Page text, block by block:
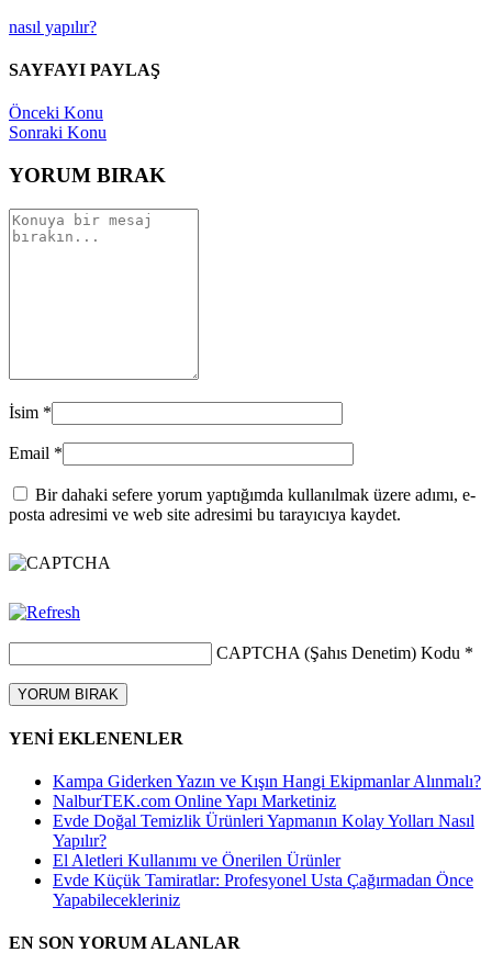
nasıl yapılır?
SAYFAYI PAYLAŞ
Önceki Konu
Sonraki Konu
YORUM BIRAK
İsim *
Email *
Bir dahaki sefere yorum yaptığımda kullanılmak üzere adımı, e-
posta adresimi ve web site adresimi bu tarayıcıya kaydet.
CAPTCHA (Şahıs Denetim) Kodu *
YENİ EKLENENLER
Kampa Giderken Yazın ve Kışın Hangi Ekipmanlar Alınmalı?
NalburTEK.com Online Yapı Marketiniz
Evde Doğal Temizlik Ürünleri Yapmanın Kolay Yolları Nasıl
Yapılır?
El Aletleri Kullanımı ve Önerilen Ürünler
Evde Küçük Tamiratlar: Profesyonel Usta Çağırmadan Önce
Yapabilecekleriniz
EN SON YORUM ALANLAR